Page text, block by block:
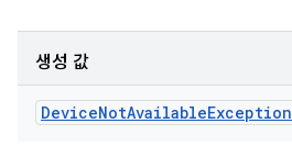
생성 값
DeviceNotAvailableException